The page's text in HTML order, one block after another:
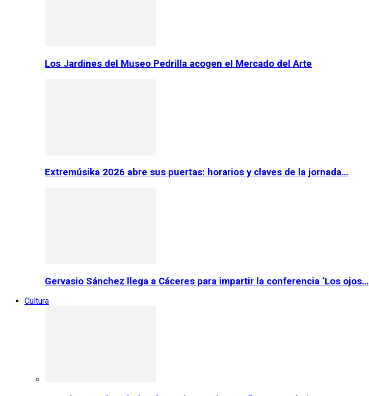
Los Jardines del Museo Pedrilla acogen el Mercado del Arte
Extremúsika 2026 abre sus puertas: horarios y claves de la jornada…
Gervasio Sánchez llega a Cáceres para impartir la conferencia ‘Los ojos…
Cultura